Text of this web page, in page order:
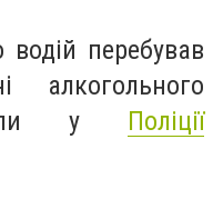
перебував
у Поліції